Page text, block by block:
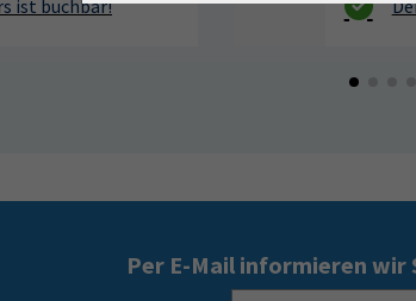
Per E-Mail informieren wir